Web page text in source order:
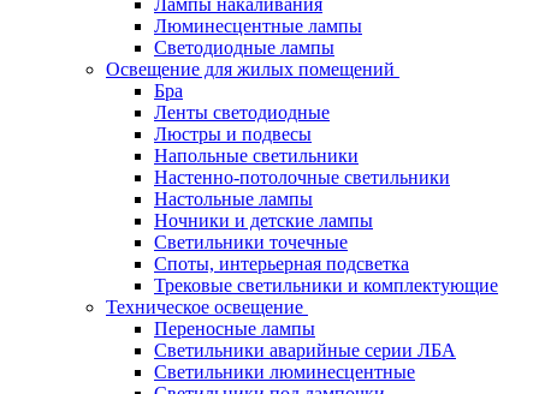
Люминесцентные лампы
Светодиодные лампы
Освещение для жилых помещений
Бра
Ленты светодиодные
Люстры и подвесы
Напольные светильники
Настенно-потолочные светильники
Настольные лампы
Ночники и детские лампы
Светильники точечные
Споты, интерьерная подсветка
Трековые светильники и комплектующие
Техническое освещение
Переносные лампы
Светильники аварийные серии ЛБА
Светильники люминесцентные